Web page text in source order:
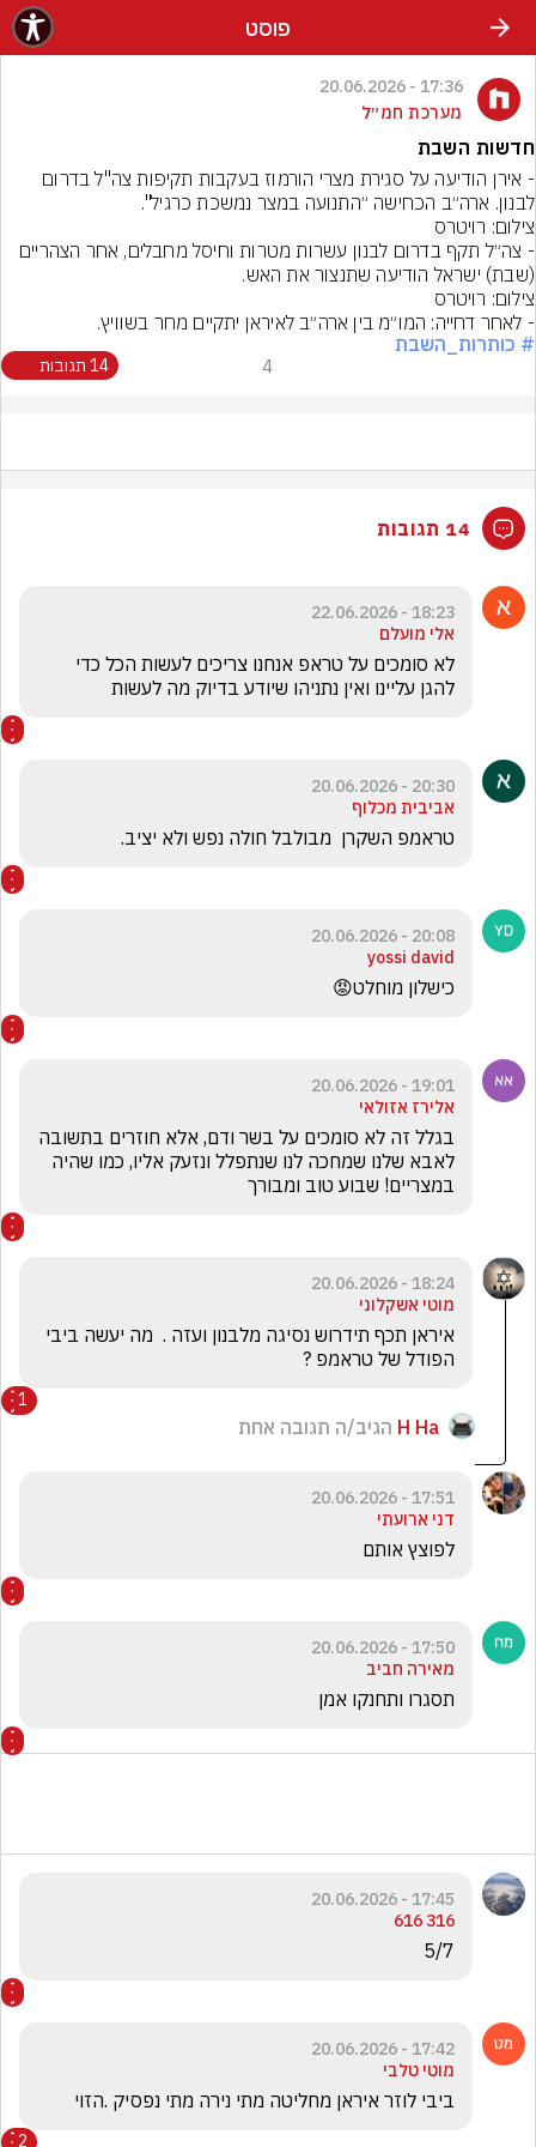
פוסט
17:36 - 20.06.2026
מערכת חמ״ל
חדשות השבת
לבנון. ארה״ב הכחישה ״התנועה במצר נמשכת כרגיל".
צילום: רויטרס
(שבת) ישראל הודיעה שתנצור את האש.
צילום: רויטרס
- לאחר דחייה: המו״מ בין ארה״ב לאיראן יתקיים מחר בשוויץ.
# כותרות_השבת
4 14 תגובות
14 תגובות
18:23 - 22.06.2026
אלי מועלם
להגן עליינו ואין נתניהו שיודע בדיוק מה לעשות
20:30 - 20.06.2026
אביבית מכלוף
טראמפ השקרן  מבולבל חולה נפש ולא יציב.
20:08 - 20.06.2026
yossi david
כישלון מוחלט😡
19:01 - 20.06.2026
אלירז אזולאי
במצריים! שבוע טוב ומבורך
18:24 - 20.06.2026
מוטי אשקלוני
הפודל של טראמפ ?
1
H Ha הגיב/ה תגובה אחת
17:51 - 20.06.2026
דני ארועתי
לפוצץ אותם
17:50 - 20.06.2026
מאירה חביב
תסגרו ותחנקו אמן
17:45 - 20.06.2026
316 616
5/7
17:42 - 20.06.2026
מוטי טלבי
ביבי לוזר איראן מחליטה מתי נירה מתי נפסיק .הזוי
2